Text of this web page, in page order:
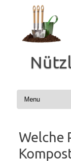
springen
Welche